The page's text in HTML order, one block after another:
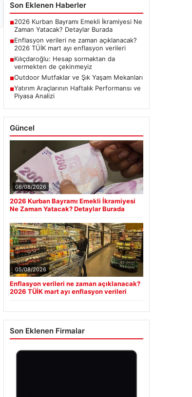
Son Eklenen Haberler
■2026 Kurban Bayramı Emekli İkramiyesi Ne
Zaman Yatacak? Detaylar Burada
■Enflasyon verileri ne zaman açıklanacak?
2026 TÜİK mart ayı enflasyon verileri
■Kılıçdaroğlu: Hesap sormaktan da
vermekten de çekinmeyiz
■Outdoor Mutfaklar ve Şık Yaşam Mekanları
■Yatırım Araçlarının Haftalık Performansı ve
Piyasa Analizi
Güncel
06/08/2026
2026 Kurban Bayramı Emekli İkramiyesi
Ne Zaman Yatacak? Detaylar Burada
05/08/2026
Enflasyon verileri ne zaman açıklanacak?
2026 TÜİK mart ayı enflasyon verileri
Son Eklenen Firmalar